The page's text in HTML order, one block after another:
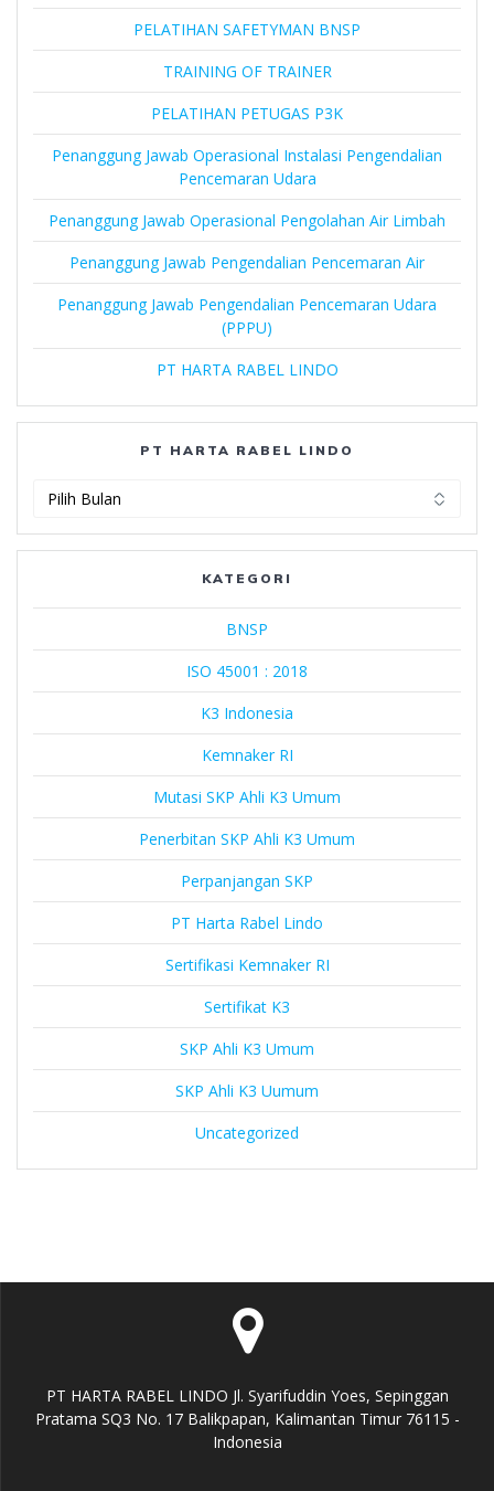
PELATIHAN SAFETYMAN BNSP
TRAINING OF TRAINER
PELATIHAN PETUGAS P3K
Penanggung Jawab Operasional Instalasi Pengendalian
Pencemaran Udara
Penanggung Jawab Operasional Pengolahan Air Limbah
Penanggung Jawab Pengendalian Pencemaran Air
Penanggung Jawab Pengendalian Pencemaran Udara
(PPPU)
PT HARTA RABEL LINDO
PT HARTA RABEL LINDO
Rabel
KATEGORI
BNSP
ISO 45001 : 2018
K3 Indonesia
Kemnaker RI
Mutasi SKP Ahli K3 Umum
Penerbitan SKP Ahli K3 Umum
Perpanjangan SKP
PT Harta Rabel Lindo
Sertifikasi Kemnaker RI
Sertifikat K3
SKP Ahli K3 Umum
SKP Ahli K3 Uumum
Uncategorized
PT HARTA RABEL LINDO Jl. Syarifuddin Yoes, Sepinggan
Pratama SQ3 No. 17 Balikpapan, Kalimantan Timur 76115 -
Indonesia